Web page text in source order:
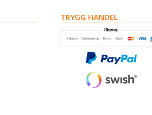
TRYGG HANDEL